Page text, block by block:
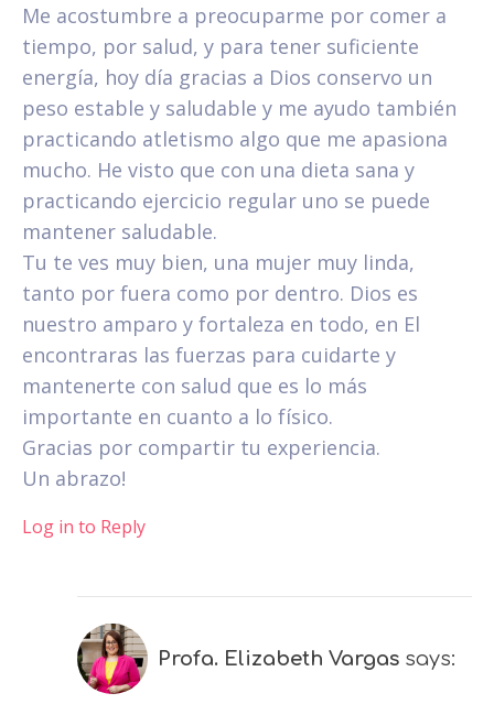
Me acostumbre a preocuparme por comer a
tiempo, por salud, y para tener suficiente
energía, hoy día gracias a Dios conservo un
peso estable y saludable y me ayudo también
practicando atletismo algo que me apasiona
mucho. He visto que con una dieta sana y
practicando ejercicio regular uno se puede
mantener saludable.
Tu te ves muy bien, una mujer muy linda,
tanto por fuera como por dentro. Dios es
nuestro amparo y fortaleza en todo, en El
encontraras las fuerzas para cuidarte y
mantenerte con salud que es lo más
importante en cuanto a lo físico.
Gracias por compartir tu experiencia.
Un abrazo!
Log in to Reply
Profa. Elizabeth Vargas says: